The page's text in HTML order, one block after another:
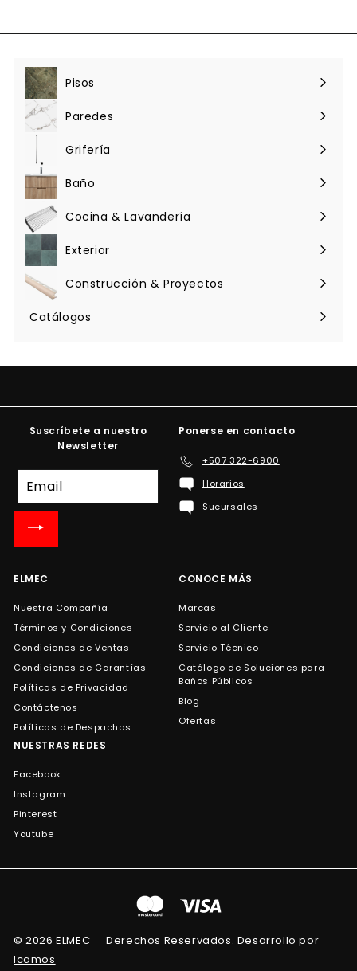
0
Pisos
Expandir
menú Paredes
Expandir
Grifería
Expandir
menú Baño
Expandir
menú Cocina & Lavandería
Expandir
Exterior
Expandir
menú Construcción & Proyectos
Expandir
menú
Catálogos
Suscríbete a nuestro
Newsletter
nuestra
lista
Ponerse en contacto
+507 322-6900
Horarios
Sucursales
ELMEC
Nuestra Compañía
Términos y Condiciones
Condiciones de Ventas
Condiciones de Garantías
Políticas de Privacidad
Contáctenos
Políticas de Despachos
CONOCE MÁS
Marcas
Servicio al Cliente
Servicio Técnico
Catálogo de Soluciones para
Baños Públicos
Blog
Ofertas
NUESTRAS REDES
Facebook
Instagram
Pinterest
Youtube
© 2026 ELMEC
Derechos Reservados. Desarrollo por
Icamos